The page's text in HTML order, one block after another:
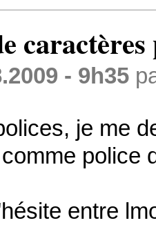
- 9h35
je me
police
entre